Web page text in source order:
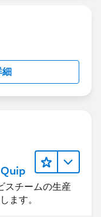
細
スチームの生産
ます。